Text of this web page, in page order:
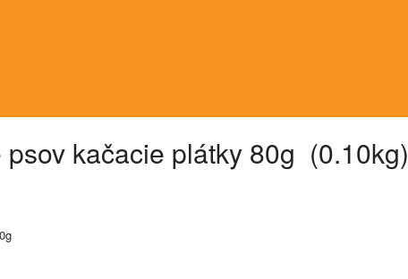
psov kačacie plátky 80g (0.10kg)